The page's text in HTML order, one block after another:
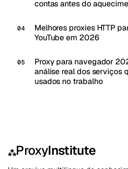
contas antes do
Melhores proxies HTTP
YouTube em 2026
Proxy para navegador
análise real dos serviços
usados no trabalho
⁂ProxyInstitute